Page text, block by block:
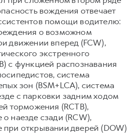
вождения отвечает
помощи водителю:
о возможном
движении вперед (FCW),
экстренного
с функцией распознавания
система
зон (BSM+LCA), система
с парковки задним ходом
торможения (RCTB),
наезде сзади (RCW),
открывании дверей (DOW)